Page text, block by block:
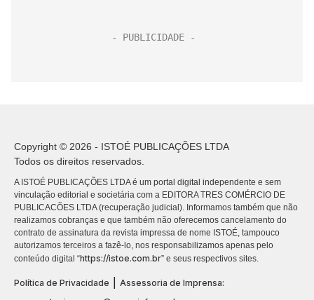
Copyright © 2026 - ISTOÉ PUBLICAÇÕES LTDA
Todos os direitos reservados.
A ISTOÉ PUBLICAÇÕES LTDA é um portal digital independente e sem
vinculação editorial e societária com a EDITORA TRES COMÉRCIO DE
PUBLICACÕES LTDA (recuperação judicial). Informamos também que não
realizamos cobranças e que também não oferecemos cancelamento do
contrato de assinatura da revista impressa de nome ISTOÉ, tampouco
autorizamos terceiros a fazê-lo, nos responsabilizamos apenas pelo
conteúdo digital “https://istoe.com.br” e seus respectivos sites.
Política de Privacidade
Assessoria de Imprensa: